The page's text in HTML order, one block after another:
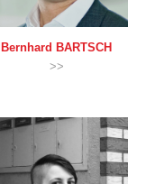
Bernhard BARTSCH
>>